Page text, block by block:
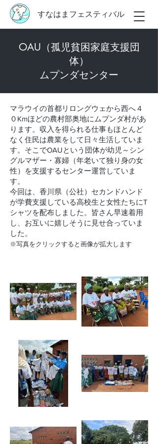
すなはまフェスティバル
OAU（孤児貧困家庭支援団
体）
ムプンダセンター
マラウイの首都リロングウェから西へ４
０Kmほどの農村部奥地にムプンダ村があ
ります。収入を得られる仕事もほとんど
なく住民は農業をして日々生活していま
す。そこでOAUという団体が幼児～シン
グルマザー・寡婦（年老いて独り身の女
性）を支援するセンター運営していま
す。
今回は、香川県（公社）セカンドハンド
が学費支援している高校生と女性たちにT
シャツを配布しました。皆さん早速着用
し、お互いに嬉しそうに見せ合っていま
した。
※写真をクリックすると画像が拡大します